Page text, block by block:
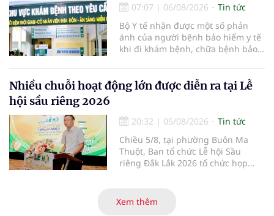
07:07 | 06/08/2026
Tin tức
Bộ Y tế nhận được một số phản
ánh của người bệnh bảo hiểm y tế
khi đi khám bệnh, chữa bệnh bảo
bệnh, chữa bệnh theo yêu cầu
nhưng vẫn phải nộp thêm các chi
phần cùng chi trả.
Nhiều chuỗi hoạt động lớn được diễn ra tại Lễ
hội sầu riêng 2026
20:32 | 05/08/2026
Tin tức
Chiều 5/8, tại phường Buôn Ma
Thuột, Ban tổ chức Lễ hội Sầu
riêng Đắk Lắk 2026 tổ chức họp
hội Sầu riêng Đắk Lắk năm 2026 có
chủ đề “Sầu riêng Đắk Lắk – Kết nối
Xem thêm